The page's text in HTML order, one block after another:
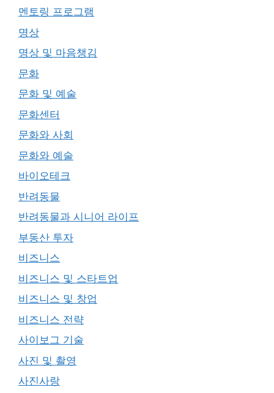
멘토링 프로그램
명상
명상 및 마음챙김
문화
문화 및 예술
문화센터
문화와 사회
문화와 예술
바이오테크
반려동물
반려동물과 시니어 라이프
부동산 투자
비즈니스
비즈니스 및 스타트업
비즈니스 및 창업
비즈니스 전략
사이보그 기술
사진 및 촬영
사진사랑